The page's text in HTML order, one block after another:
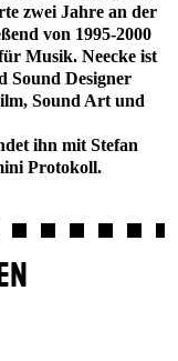
zwei Jahre an der
von 1995-2000
Musik. Neecke ist
Sound Designer
Sound Art und
ihn mit Stefan
Protokoll.